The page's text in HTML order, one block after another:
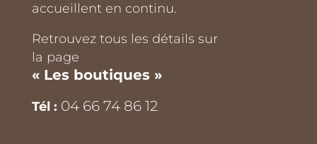
accueillent en continu.
Retrouvez tous les détails sur
la page
« Les boutiques »
Tél : 04 66 74 86 12